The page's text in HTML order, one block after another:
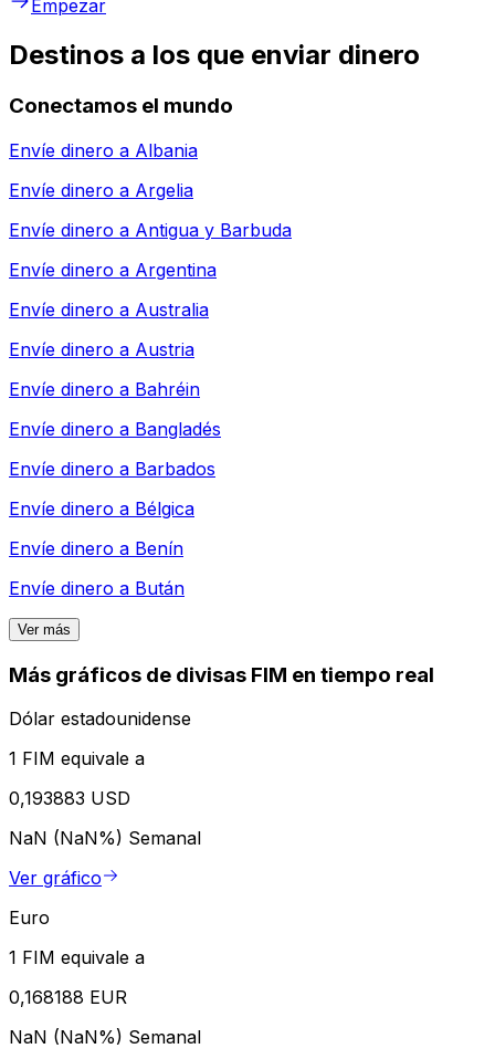
Empezar
Destinos a los que enviar dinero
Conectamos el mundo
Envíe dinero a Albania
Envíe dinero a Argelia
Envíe dinero a Antigua y Barbuda
Envíe dinero a Argentina
Envíe dinero a Australia
Envíe dinero a Austria
Envíe dinero a Bahréin
Envíe dinero a Bangladés
Envíe dinero a Barbados
Envíe dinero a Bélgica
Envíe dinero a Benín
Envíe dinero a Bután
Ver más
Más gráficos de divisas FIM en tiempo real
Dólar estadounidense
1 FIM equivale a
0,193883 USD
NaN (NaN%) Semanal
Ver gráfico
Euro
1 FIM equivale a
0,168188 EUR
NaN (NaN%) Semanal